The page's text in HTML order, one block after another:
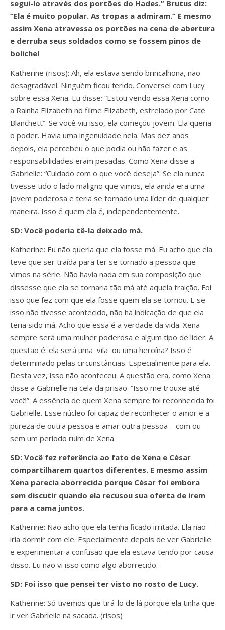
segui-lo através dos portões do Hades.” Brutus diz:
“Ela é muito popular. As tropas a admiram.” E mesmo
assim Xena atravessa os portões na cena de abertura
e derruba seus soldados como se fossem pinos de
boliche!
Katherine (risos): Ah, ela estava sendo brincalhona, não
desagradável. Ninguém ficou ferido. Conversei com Lucy
sobre essa Xena. Eu disse: “Estou vendo essa Xena como
a Rainha Elizabeth no filme Elizabeth, estrelado por Cate
Blanchett”. Se você viu isso, ela começou jovem. Ela queria
o poder. Havia uma ingenuidade nela. Mas dez anos
depois, ela percebeu o que podia ou não fazer e as
responsabilidades eram pesadas. Como Xena disse a
Gabrielle: “Cuidado com o que você deseja”. Se ela nunca
tivesse tido o lado maligno que vimos, ela ainda era uma
jovem poderosa e teria se tornado uma líder de qualquer
maneira. Isso é quem ela é, independentemente.
SD: Você poderia tê-la deixado má.
Katherine: Eu não queria que ela fosse má. Eu acho que ela
teve que ser traída para ter se tornado a pessoa que
vimos na série. Não havia nada em sua composição que
dissesse que ela se tornaria tão má até aquela traição. Foi
isso que fez com que ela fosse quem ela se tornou. E se
isso não tivesse acontecido, não há indicação de que ela
teria sido má. Acho que essa é a verdade da vida. Xena
sempre será uma mulher poderosa e algum tipo de líder. A
questão é: ela será uma vilã ou uma heroína? Isso é
determinado pelas circunstâncias. Especialmente para ela.
Desta vez, isso não aconteceu. A questão era, como Xena
disse a Gabrielle na cela da prisão: “Isso me trouxe até
você”. A essência de quem Xena sempre foi reconhecida foi
Gabrielle. Esse núcleo foi capaz de reconhecer o amor e a
pureza de outra pessoa e amar outra pessoa – com ou
sem um período ruim de Xena.
SD: Você fez referência ao fato de Xena e César
compartilharem quartos diferentes. E mesmo assim
Xena parecia aborrecida porque César foi embora
sem discutir quando ela recusou sua oferta de irem
para a cama juntos.
Katherine: Não acho que ela tenha ficado irritada. Ela não
iria dormir com ele. Especialmente depois de ver Gabrielle
e experimentar a confusão que ela estava tendo por causa
disso. Eu não vi isso como algo aborrecido.
SD: Foi isso que pensei ter visto no rosto de Lucy.
Katherine: Só tivemos que tirá-lo de lá porque ela tinha que
ir ver Gabrielle na sacada. (risos)